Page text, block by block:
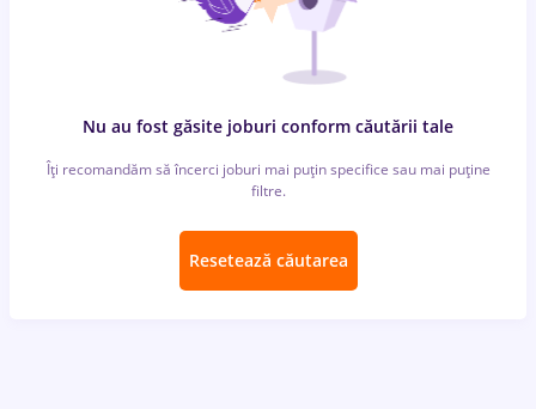
Nu au fost găsite joburi conform căutării tale
Îți recomandăm să încerci joburi mai puțin specifice sau mai puține
filtre.
Resetează căutarea